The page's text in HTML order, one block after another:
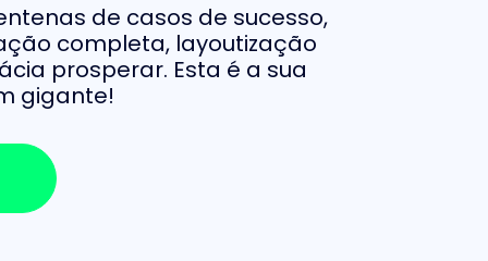
de casos de sucesso,
completa, layoutização
prosperar. Esta é a sua
gigante!